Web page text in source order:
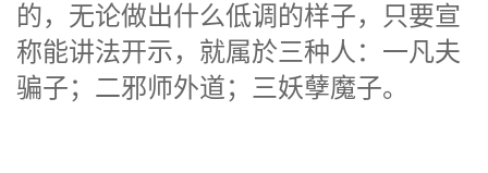
的，无论做出什么低调的样子，只要宣
称能讲法开示，就属於三种人：一凡夫
骗子；二邪师外道；三妖孽魔子。